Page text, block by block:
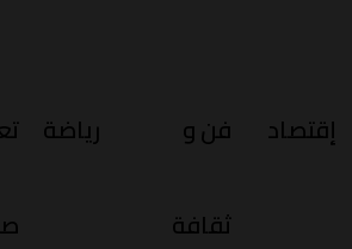
إقتصاد فن و
ثقافة
رياضة